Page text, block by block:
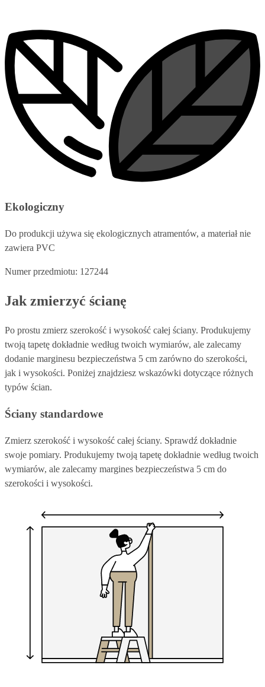
Ekologiczny
Do produkcji używa się ekologicznych atramentów, a materiał nie
zawiera PVC
Numer przedmiotu: 127244
Jak zmierzyć ścianę
Po prostu zmierz szerokość i wysokość całej ściany. Produkujemy
twoją tapetę dokładnie według twoich wymiarów, ale zalecamy
dodanie marginesu bezpieczeństwa 5 cm zarówno do szerokości,
jak i wysokości. Poniżej znajdziesz wskazówki dotyczące różnych
typów ścian.
Ściany standardowe
Zmierz szerokość i wysokość całej ściany. Sprawdź dokładnie
swoje pomiary. Produkujemy twoją tapetę dokładnie według twoich
wymiarów, ale zalecamy margines bezpieczeństwa 5 cm do
szerokości i wysokości.